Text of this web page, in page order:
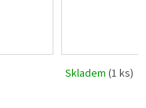
Skladem(1 ks)